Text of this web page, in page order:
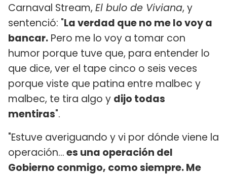
Carnaval Stream, El bulo de Viviana, y
sentenció: "La verdad que no me lo voy a
bancar. Pero me lo voy a tomar con
humor porque tuve que, para entender lo
que dice, ver el tape cinco o seis veces
porque viste que patina entre malbec y
malbec, te tira algo y dijo todas
mentiras".
"Estuve averiguando y vi por dónde viene la
operación...es una operación del
Gobierno conmigo, como siempre. Me